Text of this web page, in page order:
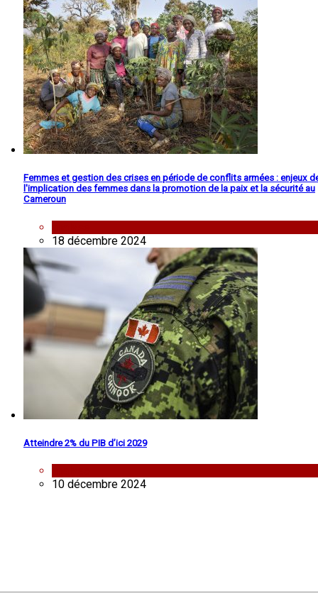
Femmes et gestion des crises en période de conflits armées : enjeux
l'implication des femmes dans la promotion de la paix et la sécurité au
Cameroun
18 décembre 2024
Atteindre 2% du PIB d’ici 2029
10 décembre 2024